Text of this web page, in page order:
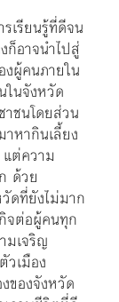
เรียนรู้ที่ดีจน
ก็อาจนำไปสู่
ผู้คนภายใน
นจังหวัด
ชนโดยส่วน
หากินเลี้ยง
ต่ความ
ด้วย
ดที่ยังไม่มาก
จต่อผู้คนทุก
มเจริญ
เมือง
ของจังหวัด